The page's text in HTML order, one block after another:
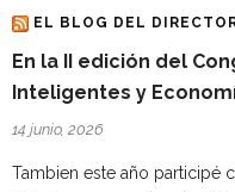
EL BLOG DEL
En la II edición del
Inteligentes y
14 junio, 2026
Tambien este año participé